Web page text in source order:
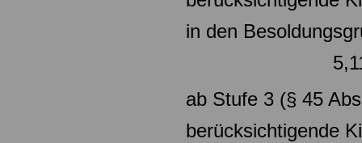
in den
ab Stufe 3 (§ 45